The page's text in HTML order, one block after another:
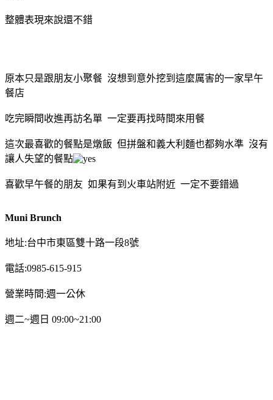
整體表現來說還不錯
原本只是跟朋友小聚餐 沒想到意外挖到這麼厲害的一家早午
餐店
吃完瞬間收進再訪名單 一定要再找時間來用餐
這次最喜歡的餐點是燉飯 但拼盤和義大利麵也都夠水準 沒有
讓人失望的餐點
喜歡早午餐的朋友 如果有到火車站附近 一定不要錯過
Muni Brunch
地址:台中市東區雙十路一段8號
電話:0985-615-915
營業時間:週一公休
週二~週日 09:00~21:00